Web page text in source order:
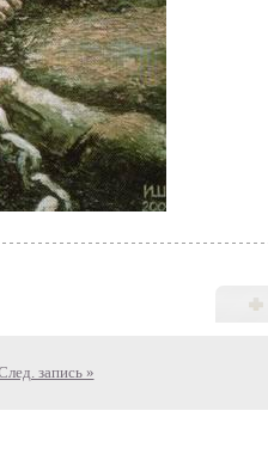
запись »